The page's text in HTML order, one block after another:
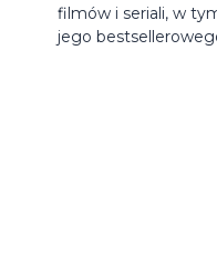
filmów i seriali, w
jego